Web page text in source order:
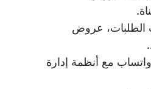
الطلبات، عروض
مع أنظمة إدارة